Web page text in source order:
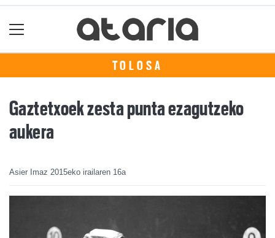
TOLOSA
Gaztetxoek zesta punta ezagutzeko
aukera
Asier Imaz 2015eko irailaren 16a